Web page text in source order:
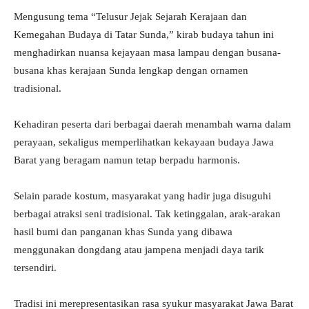
Mengusung tema “Telusur Jejak Sejarah Kerajaan dan
Kemegahan Budaya di Tatar Sunda,” kirab budaya tahun ini
menghadirkan nuansa kejayaan masa lampau dengan busana-
busana khas kerajaan Sunda lengkap dengan ornamen
tradisional.
Kehadiran peserta dari berbagai daerah menambah warna dalam
perayaan, sekaligus memperlihatkan kekayaan budaya Jawa
Barat yang beragam namun tetap berpadu harmonis.
Selain parade kostum, masyarakat yang hadir juga disuguhi
berbagai atraksi seni tradisional. Tak ketinggalan, arak-arakan
hasil bumi dan panganan khas Sunda yang dibawa
menggunakan dongdang atau jampena menjadi daya tarik
tersendiri.
Tradisi ini merepresentasikan rasa syukur masyarakat Jawa Barat